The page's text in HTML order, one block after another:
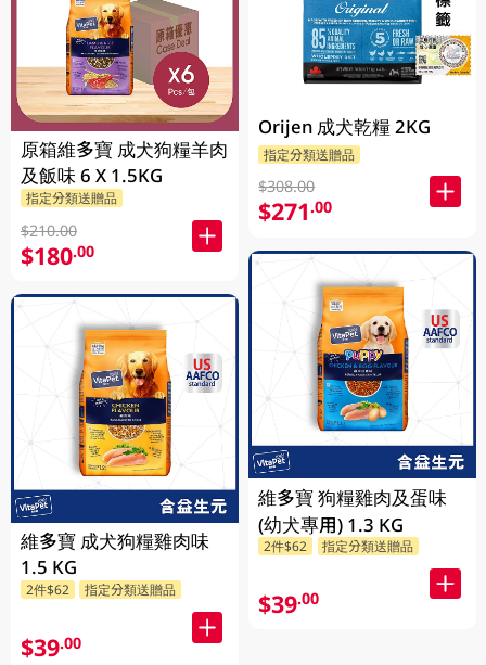
原箱維多寶 成犬狗糧羊肉
及飯味 6 X 1.5KG
指定分類送贈品
$210.00
$180.00
維多寶 成犬狗糧雞肉味
1.5 KG
2件$62 指定分類送贈品
$39.00
Orijen 成犬乾糧 2KG
指定分類送贈品
$308.00
$271.00
維多寶 狗糧雞肉及蛋味
(幼犬專用) 1.3 KG
2件$62 指定分類送贈品
$39.00